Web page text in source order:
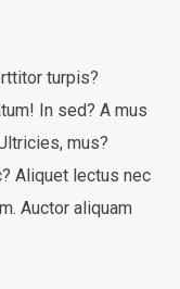
turpis?
In sed? A mus
mus?
Aliquet lectus nec
Auctor aliquam